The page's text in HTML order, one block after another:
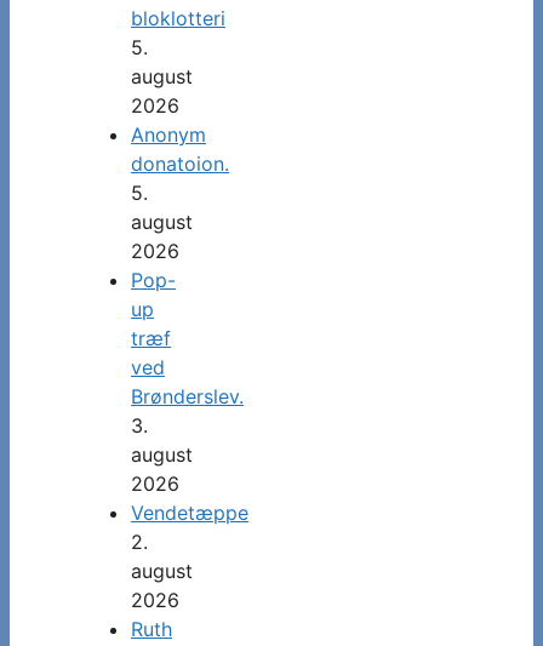
bloklotteri
5.
august
2026
Anonym
donatoion.
5.
august
2026
Pop-
up
træf
ved
Brønderslev.
3.
august
2026
Vendetæppe
2.
august
2026
Ruth